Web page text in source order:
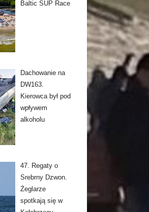
Baltic SUP Race
Dachowanie na
DW163.
Kierowca był pod
wpływem
alkoholu
47. Regaty o
Srebrny Dzwon.
Żeglarze
spotkają się w